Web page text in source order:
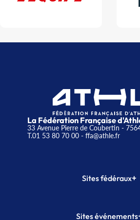
La Fédération Française
33 Avenue Pierre de Coubertin -
T.01 53 80 70 00- ffa@athle.fr
Sites fédéraux+
Sites événements